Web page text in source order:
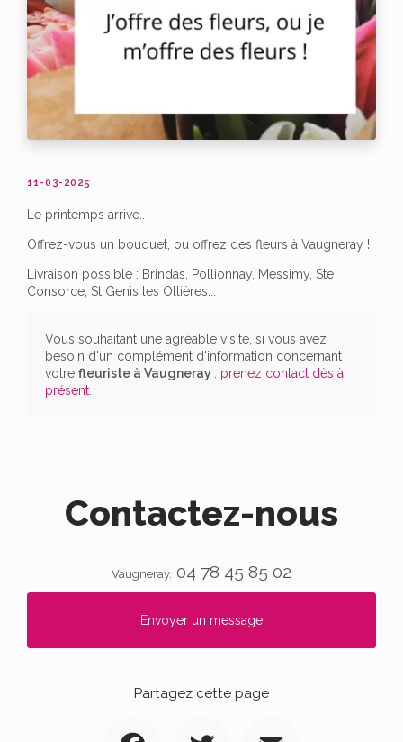
11-03-2025
Le printemps arrive..
Offrez-vous un bouquet, ou offrez des fleurs à Vaugneray !
Livraison possible : Brindas, Pollionnay, Messimy, Ste
Consorce, St Genis les Ollières...
Vous souhaitant une agréable visite, si vous avez
besoin d'un complément d'information concernant
votre fleuriste à Vaugneray : prenez contact dès à
présent
Contactez-nous
Vaugneray. 04 78 45 85 02
Envoyer un message
Partagez cette page